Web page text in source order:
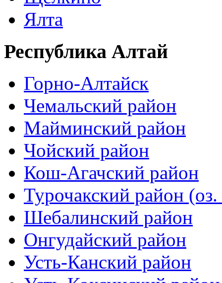
Ялта
Республика Алтай
Горно-Алтайск
Чемальский район
Майминский район
Чойский район
Кош-Агачский район
Турочакский район
Шебалинский район
Онгудайский район
Усть-Канский район